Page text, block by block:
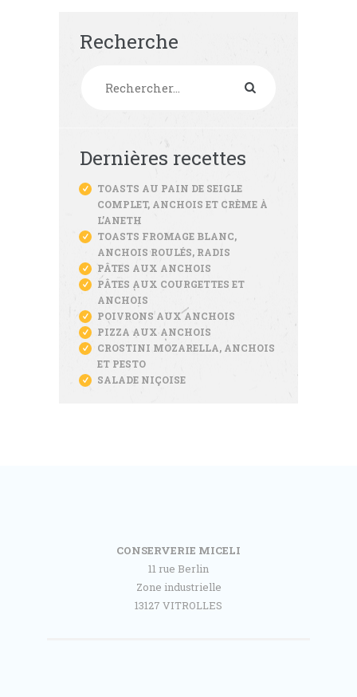
Recherche
Dernières recettes
TOASTS AU PAIN DE SEIGLE
COMPLET, ANCHOIS ET CRÈME À
L’ANETH
TOASTS FROMAGE BLANC,
ANCHOIS ROULÉS, RADIS
PÂTES AUX ANCHOIS
PÂTES AUX COURGETTES ET
ANCHOIS
POIVRONS AUX ANCHOIS
PIZZA AUX ANCHOIS
CROSTINI MOZARELLA, ANCHOIS
ET PESTO
SALADE NIÇOISE
CONSERVERIE MICELI
11 rue Berlin
Zone industrielle
13127 VITROLLES